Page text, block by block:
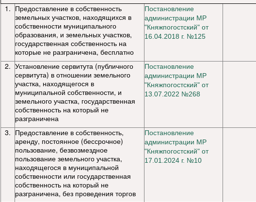
1. Предоставление в собственность
земельных участков, находящихся в
собственности муниципального
образования, и земельных участков,
государственная собственность на
которые не разграничена, бесплатно
Постановление
администрации МР
"Княжпогостский" от
16.04.2018 г. №125
2. Установление сервитута (публичного
сервитута) в отношении земельного
участка, находящегося в
муниципальной собственности, и
земельного участка, государственная
собственность на который не
разграничена
Постановление
администрации МР
"Княжпогостский" от
13.07.2022 №268
3. Предоставление в собственность,
аренду, постоянное (бессрочное)
пользование, безвозмездное
пользование земельного участка,
находящегося в муниципальной
собственности или государственная
собственность на который не
разграничена, без проведения торгов
Постановление
администрации МР
"Княжпогостский" от
17.01.2024 г. №10